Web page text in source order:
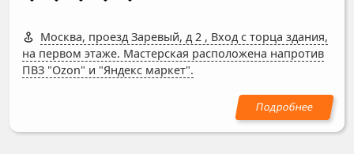
Москва, проезд Заревый, д 2 , Вход с торца здания,
на первом этаже. Мастерская расположена напротив
ПВЗ "Ozon" и "Яндекс маркет".